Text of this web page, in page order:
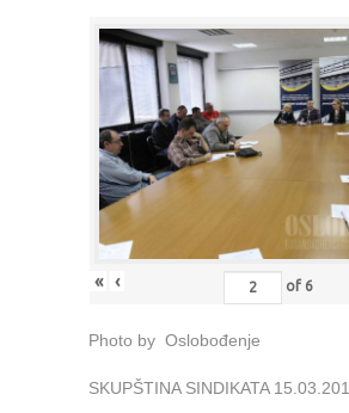
« ‹ of 6
Photo by Oslobođenje
SKUPŠTINA SINDIKATA